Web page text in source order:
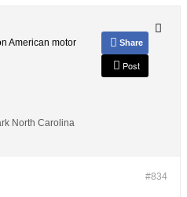
American motor
North Carolina
Share
Post
#834